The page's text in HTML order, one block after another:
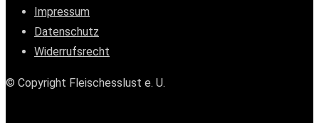
Impressum
Datenschutz
Widerrufsrecht
© Copyright Fleischesslust e. U.